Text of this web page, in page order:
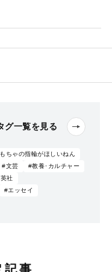
グ一覧を見る
ちゃの指輪がほしいねん
#文芸
#教養･カルチャー
社
#エッセイ
記事